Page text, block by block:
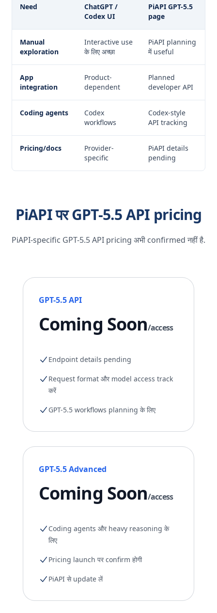
Need
ChatGPT /
Codex UI
PiAPI GPT-5.5
page
Manual
exploration
Interactive use
के लिए अच्छा
PiAPI planning
में useful
App
integration
Product-
dependent
Planned
developer API
Coding agents
Codex
workflows
Codex-style
API tracking
Pricing/docs
Provider-
specific
PiAPI details
pending
PiAPI पर GPT-5.5 API pricing
PiAPI-specific GPT-5.5 API pricing अभी confirmed नहीं है.
GPT-5.5 API
Coming Soon/access
Endpoint details pending
Request format और model access track
करें
GPT-5.5 workflows planning के लिए
GPT-5.5 Advanced
Coming Soon/access
Coding agents और heavy reasoning के
लिए
Pricing launch पर confirm होगी
PiAPI से update लें